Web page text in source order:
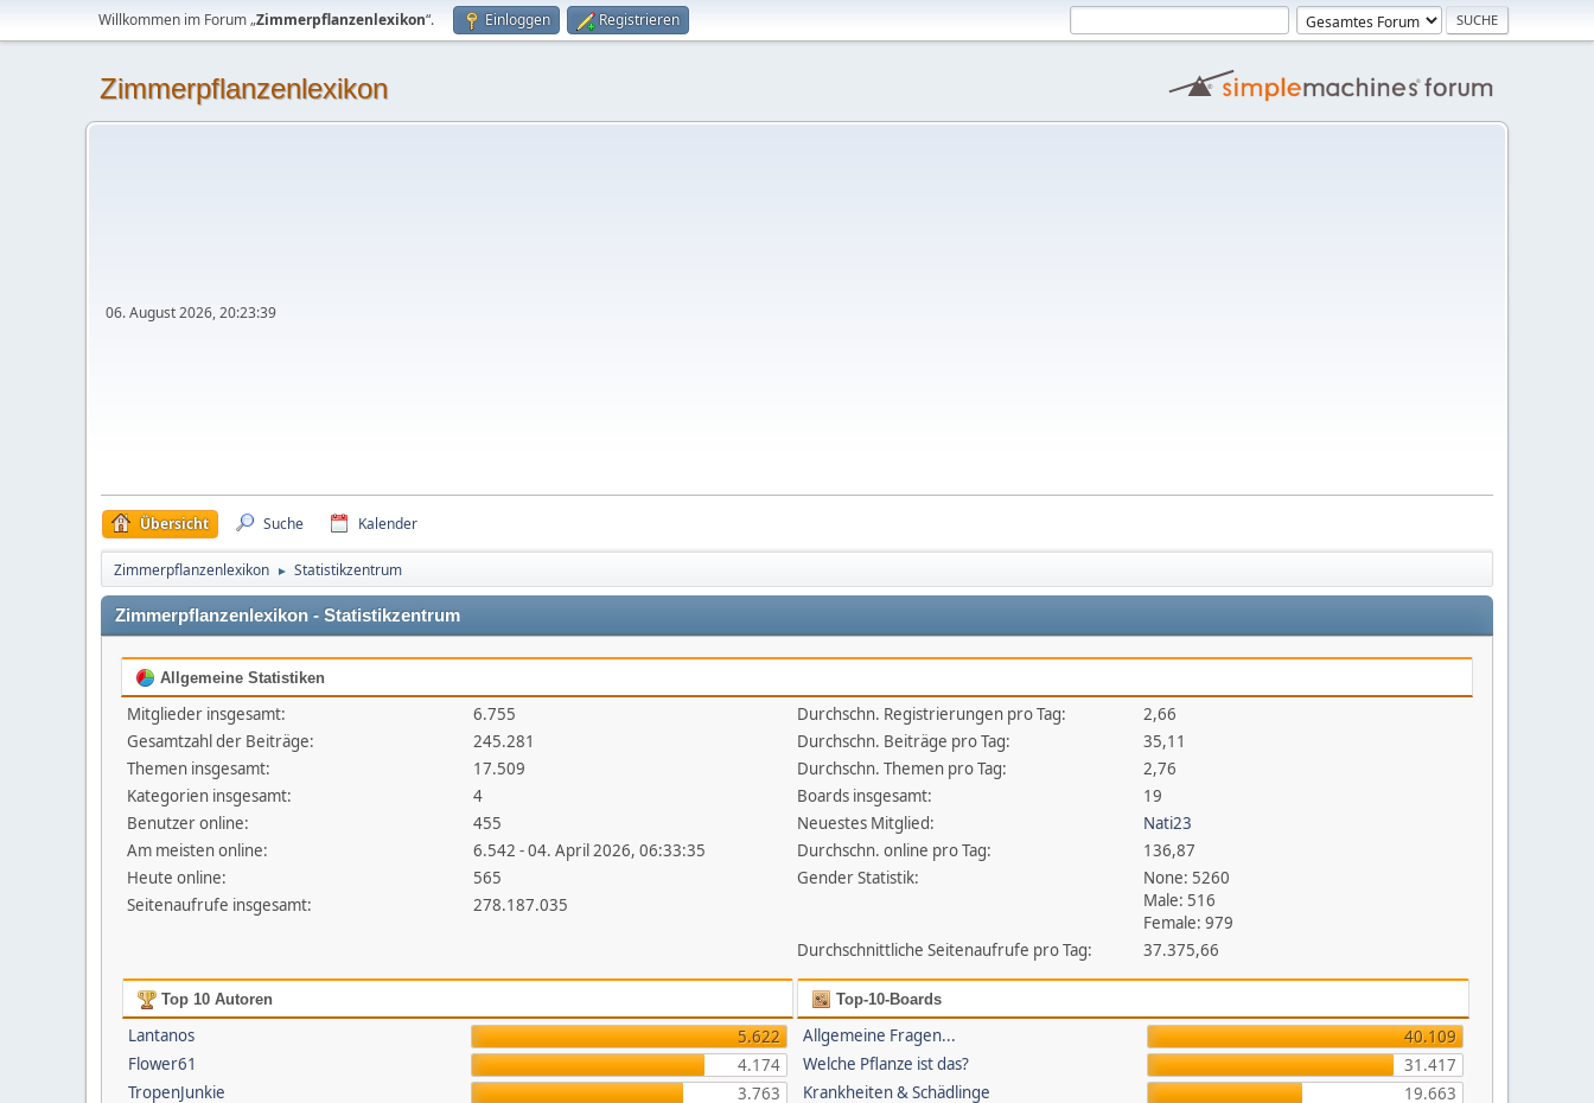
Willkommen im Forum „Zimmerpflanzenlexikon“. Einloggen Registrieren
Zimmerpflanzenlexikon
06. August 2026, 20:23:39
Übersicht Suche Kalender
Zimmerpflanzenlexikon ► Statistikzentrum
Zimmerpflanzenlexikon - Statistikzentrum
Allgemeine Statistiken
Mitglieder insgesamt:
6.755
Gesamtzahl der Beiträge:
245.281
Themen insgesamt:
17.509
Kategorien insgesamt:
4
Benutzer online:
455
Am meisten online:
6.542 - 04. April 2026, 06:33:35
Heute online:
565
Seitenaufrufe insgesamt:
278.187.035
Durchschn. Registrierungen pro Tag:
2,66
Durchschn. Beiträge pro Tag:
35,11
Durchschn. Themen pro Tag:
2,76
Boards insgesamt:
19
Neuestes Mitglied:
Nati23
Durchschn. online pro Tag:
136,87
Gender Statistik:
None: 5260
Male: 516
Female: 979
Durchschnittliche Seitenaufrufe pro Tag:
37.375,66
Top 10 Autoren
Lantanos
5.622
Flower61
4.174
TropenJunkie
3.763
Top-10-Boards
Allgemeine Fragen...
40.109
Welche Pflanze ist das?
31.417
Krankheiten & Schädlinge
19.663